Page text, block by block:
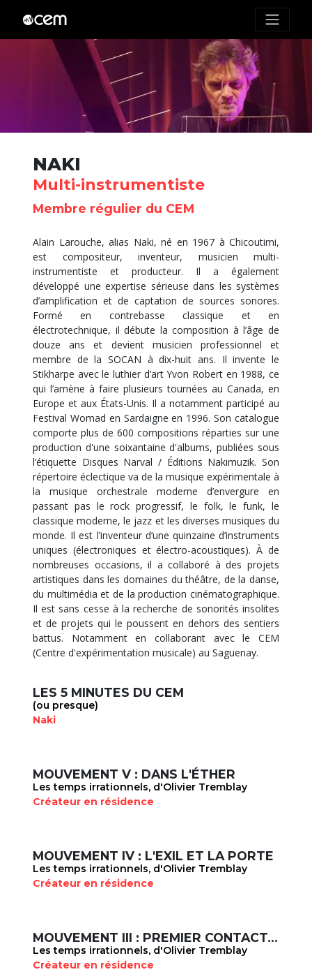
NAKI
Multi-instrumentiste
Membre régulier du CEM
Alain Larouche, alias Naki, né en 1967 à Chicoutimi,
est compositeur, inventeur, musicien multi-
instrumentiste et producteur. Il a également
développé une expertise sérieuse dans les systèmes
d’amplification et de captation de sources sonores.
Formé en contrebasse classique et en
électrotechnique, il débute la composition à l’âge de
douze ans et devient musicien professionnel et
membre de la SOCAN à dix-huit ans. Il invente le
Stikharpe avec le luthier d’art Yvon Robert en 1988, ce
qui l’amène à faire plusieurs tournées au Canada, en
Europe et aux États-Unis. Il a notamment participé au
Festival Womad en Sardaigne en 1996. Son catalogue
comporte plus de 600 compositions réparties sur une
production d'une soixantaine d'albums, publiées sous
l’étiquette Disques Narval / Éditions Nakimuzik. Son
répertoire éclectique va de la musique expérimentale à
la musique orchestrale moderne d’envergure en
passant pas le rock progressif, le folk, le funk, le
classique moderne, le jazz et les diverses musiques du
monde. Il est l’inventeur d’une quinzaine d’instruments
uniques (électroniques et électro-acoustiques). À de
nombreuses occasions, il a collaboré à des projets
artistiques dans les domaines du théâtre, de la danse,
du multimédia et de la production cinématographique.
Il est sans cesse à la recherche de sonorités insolites
et de projets qui le poussent en dehors des sentiers
battus. Notamment en collaborant avec le CEM
(Centre d'expérimentation musicale) au Saguenay.
LES 5 MINUTES DU CEM
(ou presque)
Naki
MOUVEMENT V : DANS L'ÉTHER
Les temps irrationnels, d'Olivier Tremblay
Créateur en résidence
MOUVEMENT IV : L'EXIL ET LA PORTE
Les temps irrationnels, d'Olivier Tremblay
Créateur en résidence
MOUVEMENT III : PREMIER CONTACT, DERNIER CONTACT
Les temps irrationnels, d'Olivier Tremblay
Créateur en résidence